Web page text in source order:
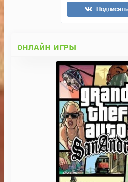
ОНЛАЙН ИГРЫ